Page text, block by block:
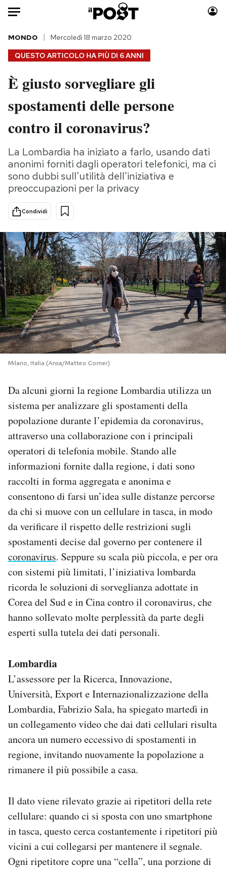
Auto
HOME
Italia
Politica
Tecnologia
Scienza
Cultura
Economia
Sport
Moda
Consumismi
Storie/Idee
Media
Europa
Altrecose
PODCAST
NEWSLETTER
I MIEI PREFERITI
SHOP
AREA PERSONALE
Area Personale
Newsletter
Hai bisogno di aiuto?
Esci
QUESTO ARTICOLO HA PIÙ DI 6 ANNI
MONDO Mercoledì 18 marzo 2020
È giusto sorvegliare gli
spostamenti delle persone
contro il coronavirus?
La Lombardia ha iniziato a farlo, usando dati
anonimi forniti dagli operatori telefonici, ma ci
sono dubbi sull'utilità dell'iniziativa e
preoccupazioni per la privacy
Condividi
Milano, Italia (Ansa/Matteo Corner)
Da alcuni giorni la regione Lombardia utilizza un
sistema per analizzare gli spostamenti della
popolazione durante l’epidemia da coronavirus,
attraverso una collaborazione con i principali
operatori di telefonia mobile. Stando alle
informazioni fornite dalla regione, i dati sono
raccolti in forma aggregata e anonima e
consentono di farsi un’idea sulle distanze percorse
da chi si muove con un cellulare in tasca, in modo
da verificare il rispetto delle restrizioni sugli
spostamenti decise dal governo per contenere il
coronavirus. Seppure su scala più piccola, e per ora
con sistemi più limitati, l’iniziativa lombarda
ricorda le soluzioni di sorveglianza adottate in
Corea del Sud e in Cina contro il coronavirus, che
hanno sollevato molte perplessità da parte degli
esperti sulla tutela dei dati personali.
Lombardia
L’assessore per la Ricerca, Innovazione,
Università, Export e Internazionalizzazione della
Lombardia, Fabrizio Sala, ha spiegato martedì in
un collegamento video che dai dati cellulari risulta
ancora un numero eccessivo di spostamenti in
regione, invitando nuovamente la popolazione a
rimanere il più possibile a casa.
Il dato viene rilevato grazie ai ripetitori della rete
cellulare: quando ci si sposta con uno smartphone
in tasca, questo cerca costantemente i ripetitori più
vicini a cui collegarsi per mantenere il segnale.
Ogni ripetitore copre una “cella”, una porzione di